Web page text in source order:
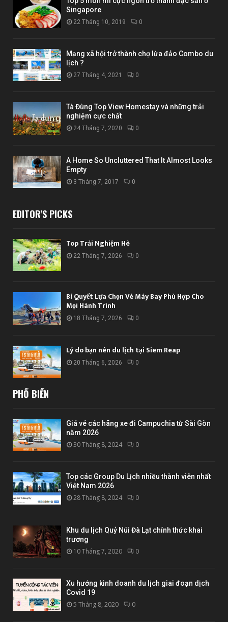
Singapore
22 Tháng 10, 2019 0
Mạng xã hội trở thành chợ lừa đảo Combo du
lịch ?
27 Tháng 4, 2021 0
Tà Đùng Top View Homestay và những trải
nghiệm cực chất
24 Tháng 7, 2020 0
A Home So Uncluttered That It Almost Looks
Empty
3 Tháng 7, 2017 0
EDITOR'S PICKS
Top Trải Nghiệm Hè
22 Tháng 7, 2026 0
Bí Quyết Lựa Chọn Vé Máy Bay Phù Hợp Cho
Mọi Hành Trình
18 Tháng 7, 2026 0
Lý do bạn nên du lịch tại Siem Reap
20 Tháng 6, 2026 0
PHỔ BIẾN
Giá vé các hãng xe đi Campuchia từ Sài Gòn
năm 2026
30 Tháng 8, 2024 0
Top các Group Du Lịch nhiều thành viên nhất
Việt Nam 2026
28 Tháng 8, 2024 0
Khu du lịch Quỷ Núi Đà Lạt chính thức khai
trương
10 Tháng 7, 2020 0
Xu hướng kinh doanh du lịch giai đoạn dịch
Covid 19
5 Tháng 8, 2020 0